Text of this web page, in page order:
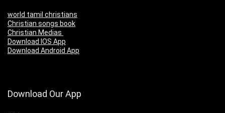
world tamil christians
Christian songs book
Christian Medias
Download IOS App
Download Android App
Download Our App